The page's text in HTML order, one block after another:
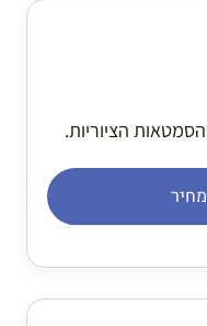
הציוריות.